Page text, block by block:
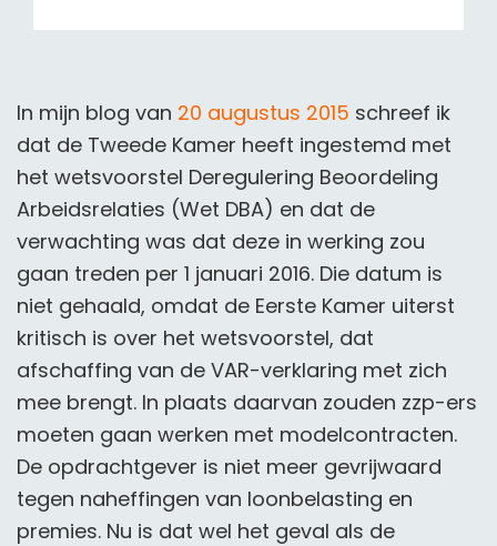
In mijn blog van 20 augustus 2015 schreef ik
dat de Tweede Kamer heeft ingestemd met
het wetsvoorstel Deregulering Beoordeling
Arbeidsrelaties (Wet DBA) en dat de
verwachting was dat deze in werking zou
gaan treden per 1 januari 2016. Die datum is
niet gehaald, omdat de Eerste Kamer uiterst
kritisch is over het wetsvoorstel, dat
afschaffing van de VAR-verklaring met zich
mee brengt. In plaats daarvan zouden zzp-ers
moeten gaan werken met modelcontracten.
De opdrachtgever is niet meer gevrijwaard
tegen naheffingen van loonbelasting en
premies. Nu is dat wel het geval als de